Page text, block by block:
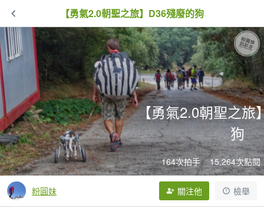
【勇氣2.0朝聖之旅】D36殘廢的狗
【勇氣2.0朝聖之旅
狗
164次拍手 15,264次點閱
粉圓妹 關注他 檢舉